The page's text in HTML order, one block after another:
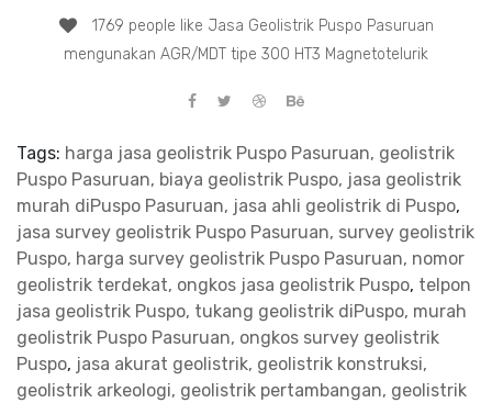
1769 people like Jasa Geolistrik Puspo Pasuruan
mengunakan AGR/MDT tipe 300 HT3 Magnetotelurik
Tags: harga jasa geolistrik Puspo Pasuruan, geolistrik
Puspo Pasuruan, biaya geolistrik Puspo, jasa geolistrik
murah diPuspo Pasuruan, jasa ahli geolistrik di Puspo,
jasa survey geolistrik Puspo Pasuruan, survey geolistrik
Puspo, harga survey geolistrik Puspo Pasuruan, nomor
geolistrik terdekat, ongkos jasa geolistrik Puspo, telpon
jasa geolistrik Puspo, tukang geolistrik diPuspo, murah
geolistrik Puspo Pasuruan, ongkos survey geolistrik
Puspo, jasa akurat geolistrik, geolistrik konstruksi,
geolistrik arkeologi, geolistrik pertambangan, geolistrik